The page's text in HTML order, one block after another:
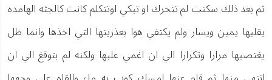
ثم بعد ذلك سكنت لم تتحرك او تبكي اوتتكلم كانت كالجثه الهامده
يقلبها يمين ويسار ولم يكتفي هوا بعذريتها التي اخذها وانما ظل
يغتصبها مرارا وتكرارا الي ان اغمي علبها ولكنه لم بتوقغ الي ان